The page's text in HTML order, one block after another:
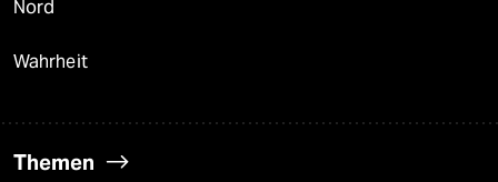
Nord
Wahrheit
Themen